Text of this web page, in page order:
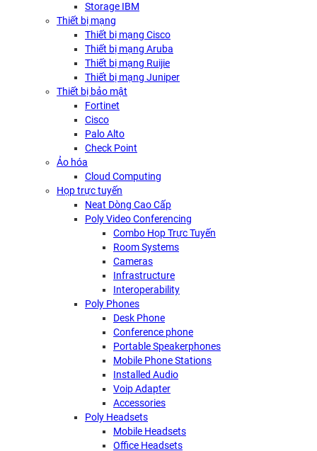
Storage IBM
Thiết bị mạng
Thiết bị mạng Cisco
Thiết bị mạng Aruba
Thiết bị mạng Ruijie
Thiết bị mạng Juniper
Thiết bị bảo mật
Fortinet
Cisco
Palo Alto
Check Point
Ảo hóa
Cloud Computing
Họp trực tuyến
Neat Dòng Cao Cấp
Poly Video Conferencing
Combo Họp Trực Tuyến
Room Systems
Cameras
Infrastructure
Interoperability
Poly Phones
Desk Phone
Conference phone
Portable Speakerphones
Mobile Phone Stations
Installed Audio
Voip Adapter
Accessories
Poly Headsets
Mobile Headsets
Office Headsets